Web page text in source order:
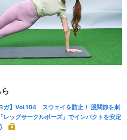
ヨガ】Vol.104 スウェイを防止！ 股関節を刺
レッグサークルポーズ」でインパクトを安定